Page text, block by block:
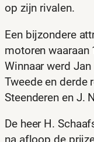
op zijn rivalen.
Een bijzondere
motoren waaraan
Winnaar werd
Tweede en derde
Steenderen en J.
De heer H.